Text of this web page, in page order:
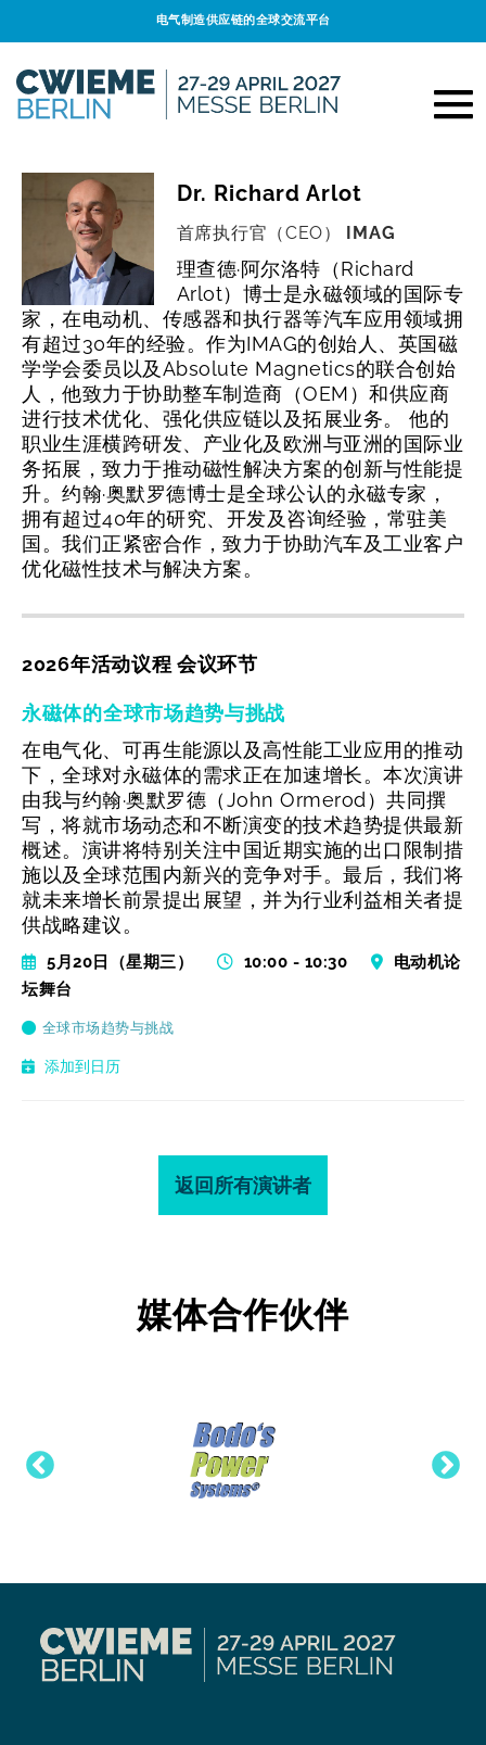
电气制造供应链的全球交流平台
Dr. Richard Arlot
首席执行官（CEO） IMAG
理查德·阿尔洛特（Richard
Arlot）博士是永磁领域的国际专
家，在电动机、传感器和执行器等汽车应用领域拥
有超过30年的经验。作为IMAG的创始人、英国磁
学学会委员以及Absolute Magnetics的联合创始
人，他致力于协助整车制造商（OEM）和供应商
进行技术优化、强化供应链以及拓展业务。
他的
职业生涯横跨研发、产业化及欧洲与亚洲的国际业
务拓展，致力于推动磁性解决方案的创新与性能提
升。约翰·奥默罗德博士是全球公认的永磁专家，
拥有超过40年的研究、开发及咨询经验，常驻美
国。我们正紧密合作，致力于协助汽车及工业客户
优化磁性技术与解决方案。
2026年活动议程 会议环节
永磁体的全球市场趋势与挑战
在电气化、可再生能源以及高性能工业应用的推动
下，全球对永磁体的需求正在加速增长。本次演讲
由我与约翰·奥默罗德（John Ormerod）共同撰
写，将就市场动态和不断演变的技术趋势提供最新
概述。演讲将特别关注中国近期实施的出口限制措
施以及全球范围内新兴的竞争对手。最后，我们将
就未来增长前景提出展望，并为行业利益相关者提
供战略建议。
5月20日（星期三） 10:00 - 10:30
电动机论
坛舞台
全球市场趋势与挑战
添加到日历
返回所有演讲者
媒体合作伙伴